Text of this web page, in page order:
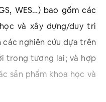
WES…) bao gồm các
và xây dựng/duy trì
nghiên cứu dựa trên
trong tương lai; và hợp
sản phẩm khoa học và